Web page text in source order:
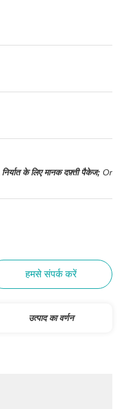
निर्यात के लिए मानक दफ़्ती पैकेज; Or
हमसे संपर्क करें
उत्पाद का वर्णन